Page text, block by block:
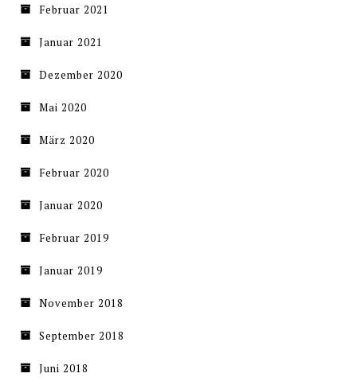
Februar 2021
Januar 2021
Dezember 2020
Mai 2020
März 2020
Februar 2020
Januar 2020
Februar 2019
Januar 2019
November 2018
September 2018
Juni 2018